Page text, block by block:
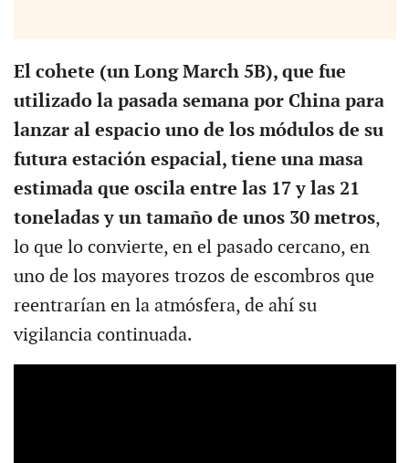
El cohete (un Long March 5B), que fue
utilizado la pasada semana por China para
lanzar al espacio uno de los módulos de su
futura estación espacial, tiene una masa
estimada que oscila entre las 17 y las 21
toneladas y un tamaño de unos 30 metros,
lo que lo convierte, en el pasado cercano, en
uno de los mayores trozos de escombros que
reentrarían en la atmósfera, de ahí su
vigilancia continuada.